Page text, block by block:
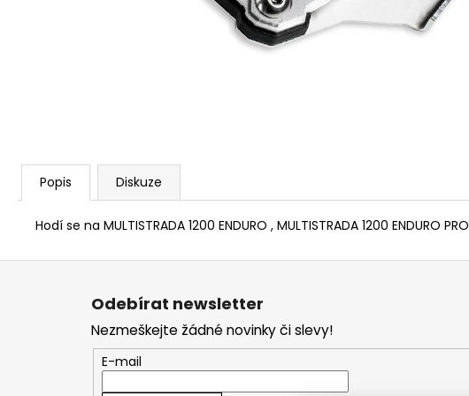
Popis Diskuze
Hodí se na MULTISTRADA 1200 ENDURO , MULTISTRADA 1200 ENDURO PRO
1 044 Kč
Z
Odebírat newsletter
Nezmeškejte žádné novinky či slevy!
E-mail